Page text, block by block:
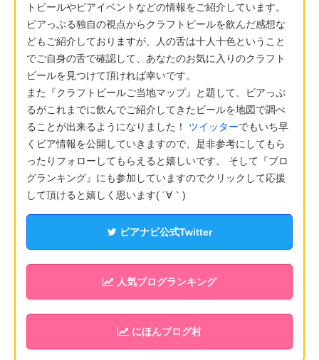
トビールやビアイベントなどの情報をご紹介しています。
ビアっぷる独自の視点からクラフトビールを飲んだ感想な
どもご紹介しておりますが、人の舌は十人十色ということ
でご自身の舌で確認して、あなたのお気に入りのクラフト
ビールを見つけて頂ければ幸いです。
また『クラフトビールご当地マップ』と題して、ビアっぷ
るがこれまでに飲んでご紹介してきたビールを地図で調べ
ることが出来るようになりました！ ツイッターでもいち早
くビア情報を公開していきますので、是非参考にしてもら
ったりフォローしてもらえると嬉しいです。 そして『ブロ
グランキング』にも参加していますのでクリックして応援
して頂けると嬉しく思います( ´∀｀)
ビアナビ公式Twitter
人気ブログランキング
にほんブログ村